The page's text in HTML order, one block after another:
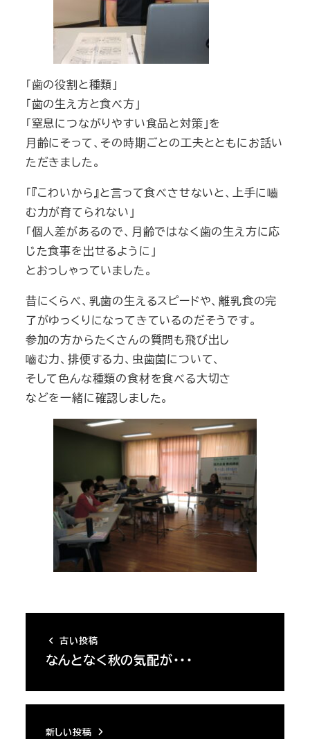
「歯の役割と種類」
「歯の生え方と食べ方」
「窒息につながりやすい食品と対策」を
月齢にそって、その時期ごとの工夫とともにお話い
ただきました。
「『こわいから』と言って食べさせないと、上手に嚙
む力が育てられない」
「個人差があるので、月齢ではなく歯の生え方に応
じた食事を出せるように」
とおっしゃっていました。
昔にくらべ、乳歯の生えるスピードや、離乳食の完
了がゆっくりになってきているのだそうです。
参加の方からたくさんの質問も飛び出し
嚙む力、排便する力、虫歯菌について、
そして色んな種類の食材を食べる大切さ
などを一緒に確認しました。
古い投稿
なんとなく秋の気配が・・・
新しい投稿